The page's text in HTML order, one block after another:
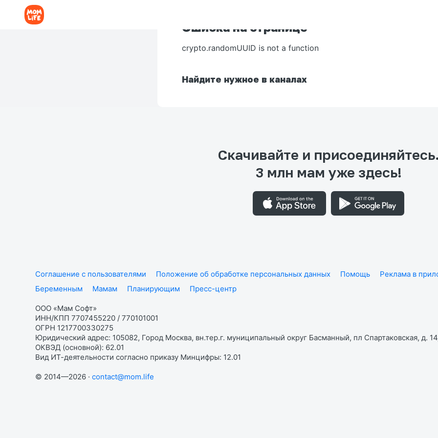
Ошибка на странице
crypto.randomUUID is not a function
Найдите нужное в каналах
Скачивайте и присоединяйтесь.
3 млн мам уже здесь!
Соглашение с пользователями Положение об обработке персональных данных Помощь Реклама в
Беременным
Мамам Планирующим Пресс-центр
ООО «Мам Софт»
ИНН/КПП 7707455220 / 770101001
ОГРН 1217700330275
Юридический адрес: 105082, Город Москва, вн.тер.г. муниципальный округ Басманный, пл Спартаковская, д.
ОКВЭД (основной): 62.01
Вид ИТ-деятельности согласно приказу Минцифры: 12.01
© 2014—2026 · contact@mom.life